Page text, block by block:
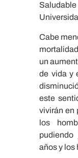
Cabe
un
de vida y
este
vivirán en
los
años y los